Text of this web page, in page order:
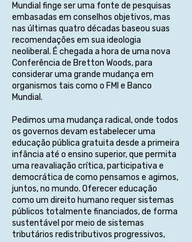
Mundial finge ser uma fonte de pesquisas
embasadas em conselhos objetivos, mas
nas últimas quatro décadas baseou suas
recomendações em sua ideologia
neoliberal. É chegada a hora de uma nova
Conferência de Bretton Woods, para
considerar uma grande mudança em
organismos tais como o FMI e Banco
Mundial.
Pedimos uma mudança radical, onde todos
os governos devam estabelecer uma
educação pública gratuita desde a primeira
infância até o ensino superior, que permita
uma reavaliação crítica, participativa e
democrática de como pensamos e agimos,
juntos, no mundo. Oferecer educação
como um direito humano requer sistemas
públicos totalmente financiados, de forma
sustentável por meio de sistemas
tributários redistributivos progressivos,